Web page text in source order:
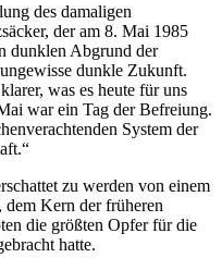
des damaligen
der am 8. Mai 1985
dunklen Abgrund der
dunkle Zukunft.
was es heute für uns
war ein Tag der Befreiung.
System der
zu werden von einem
dem Kern der früheren
die größten Opfer für die
hatte.